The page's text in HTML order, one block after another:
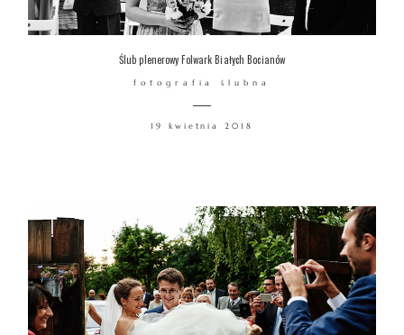
Ślub plenerowy Folwark Białych Bocianów
fotografia ślubna
19 kwietnia 2018
O MNIE
KONTAKT